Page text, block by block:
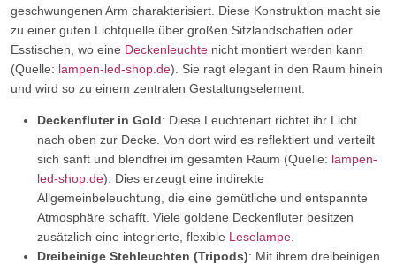
geschwungenen Arm charakterisiert. Diese Konstruktion macht sie
zu einer guten Lichtquelle über großen Sitzlandschaften oder
Esstischen, wo eine Deckenleuchte nicht montiert werden kann
(Quelle: lampen-led-shop.de). Sie ragt elegant in den Raum hinein
und wird so zu einem zentralen Gestaltungselement.
Deckenfluter in Gold: Diese Leuchtenart richtet ihr Licht
nach oben zur Decke. Von dort wird es reflektiert und verteilt
sich sanft und blendfrei im gesamten Raum (Quelle: lampen-
led-shop.de). Dies erzeugt eine indirekte
Allgemeinbeleuchtung, die eine gemütliche und entspannte
Atmosphäre schafft. Viele goldene Deckenfluter besitzen
zusätzlich eine integrierte, flexible Leselampe
Dreibeinige Stehleuchten (Tripods): Mit ihrem dreibeinigen